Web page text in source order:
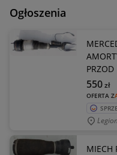
Ogłoszenia
PRZOD
OFERTA Z
550zł
MIECH